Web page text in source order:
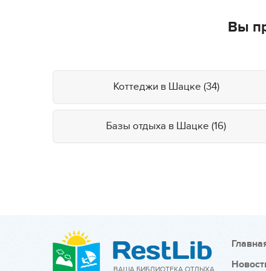
Вы
Коттеджи в Шацке (34)
Базы отдыха в Шацке (16)
ВАША БИБЛИОТЕКА ОТДЫХА